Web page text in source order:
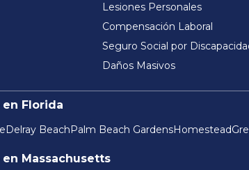
Lesiones Personales
Compensación Laboral
Seguro Social por
Daños Masivos
Florida
Delray BeachPalm Beach GardensHomestead
Massachusetts